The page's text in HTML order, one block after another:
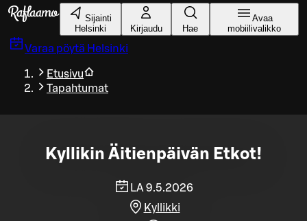
Siirry pääsisältöön
Sijainti
Helsinki
Kirjaudu Hae
Avaa
mobiilivalikko
Varaa pöytä Helsinki
Etusivu
Tapahtumat
Kyllikin Äitienpäivän Etkot!
LA 9.5.2026
Kyllikki